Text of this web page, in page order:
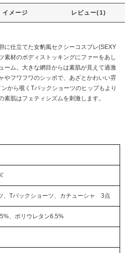
イメージ レビュー(1)
に仕立てた女豹風セクシーコスプレ(SEXY
素材のボディストッキングにファーをあし
ーム。大きな網目からは素肌が見えて過激
やフワフワのシッポで、あざとかわいい雰
から覗くTバックショーツのヒップもより
肌はフェティシズムを刺激します。
、Tバックショーツ、カチューシャ 3点
、ポリウレタン6.5%